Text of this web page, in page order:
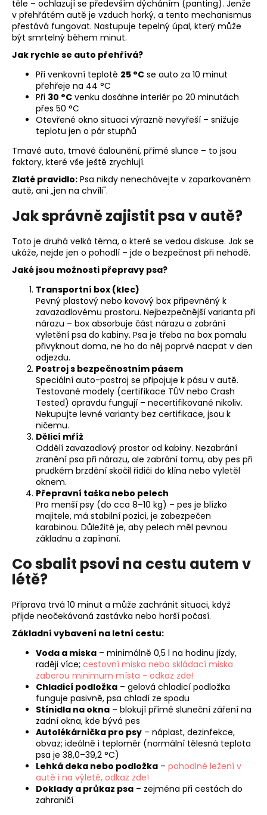
těle – ochlazují se především dýcháním (panting). Jenže
v přehřátém autě je vzduch horký, a tento mechanismus
přestává fungovat. Nastupuje tepelný úpal, který může
být smrtelný během minut.
Jak rychle se auto přehřívá?
Při venkovní teplotě 25 °C se auto za 10 minut
přehřeje na 44 °C
Při 30 °C venku dosáhne interiér po 20 minutách
přes 50 °C
Otevřené okno situaci výrazně nevyřeší – snižuje
teplotu jen o pár stupňů
Tmavé auto, tmavé čalounění, přímé slunce – to jsou
faktory, které vše ještě zrychlují.
Zlaté pravidlo: Psa nikdy nenechávejte v zaparkovaném
autě, ani „jen na chvíli".
Jak správně zajistit psa v autě?
Toto je druhá velká téma, o které se vedou diskuse. Jak se
ukáže, nejde jen o pohodlí – jde o bezpečnost při nehodě.
Jaké jsou možnosti přepravy psa?
Transportní box (klec)
Pevný plastový nebo kovový box připevněný k
zavazadlovému prostoru. Nejbezpečnější varianta při
nárazu – box absorbuje část nárazu a zabrání
vyletění psa do kabiny. Psa je třeba na box pomalu
přivyknout doma, ne ho do něj poprvé nacpat v den
odjezdu.
Postroj s bezpečnostním pásem
Speciální auto-postroj se připojuje k pásu v autě.
Testované modely (certifikace TÜV nebo Crash
Tested) opravdu fungují – necertifikované nikoliv.
Nekupujte levné varianty bez certifikace, jsou k
ničemu.
Dělicí mříž
Oddělí zavazadlový prostor od kabiny. Nezabrání
zranění psa při nárazu, ale zabrání tomu, aby pes při
prudkém brzdění skočil řidiči do klína nebo vyletěl
oknem.
Přepravní taška nebo pelech
Pro menší psy (do cca 8–10 kg) – pes je blízko
majitele, má stabilní pozici, je zabezpečen
karabinou. Důležité je, aby pelech měl pevnou
základnu a zapínaní.
Co sbalit psovi na cestu autem v
létě?
Příprava trvá 10 minut a může zachránit situaci, když
přijde neočekávaná zastávka nebo horší počasí.
Základní vybavení na letní cestu:
Voda a miska – minimálně 0,5 l na hodinu jízdy,
raději více; cestovní miska nebo skládací miska
zaberou minimum místa - odkaz zde!
Chladicí podložka – gelová chladicí podložka
funguje pasivně, psa chladí ze spodu
Stínidla na okna – blokují přímé sluneční záření na
zadní okna, kde bývá pes
Autolékárnička pro psy – náplast, dezinfekce,
obvaz; ideálně i teploměr (normální tělesná teplota
psa je 38,0–39,2 °C)
Lehká deka nebo podložka – pohodlné ležení v
autě i na výletě, odkaz zde!
Doklady a průkaz psa – zejména při cestách do
zahraničí
č
u
j
e